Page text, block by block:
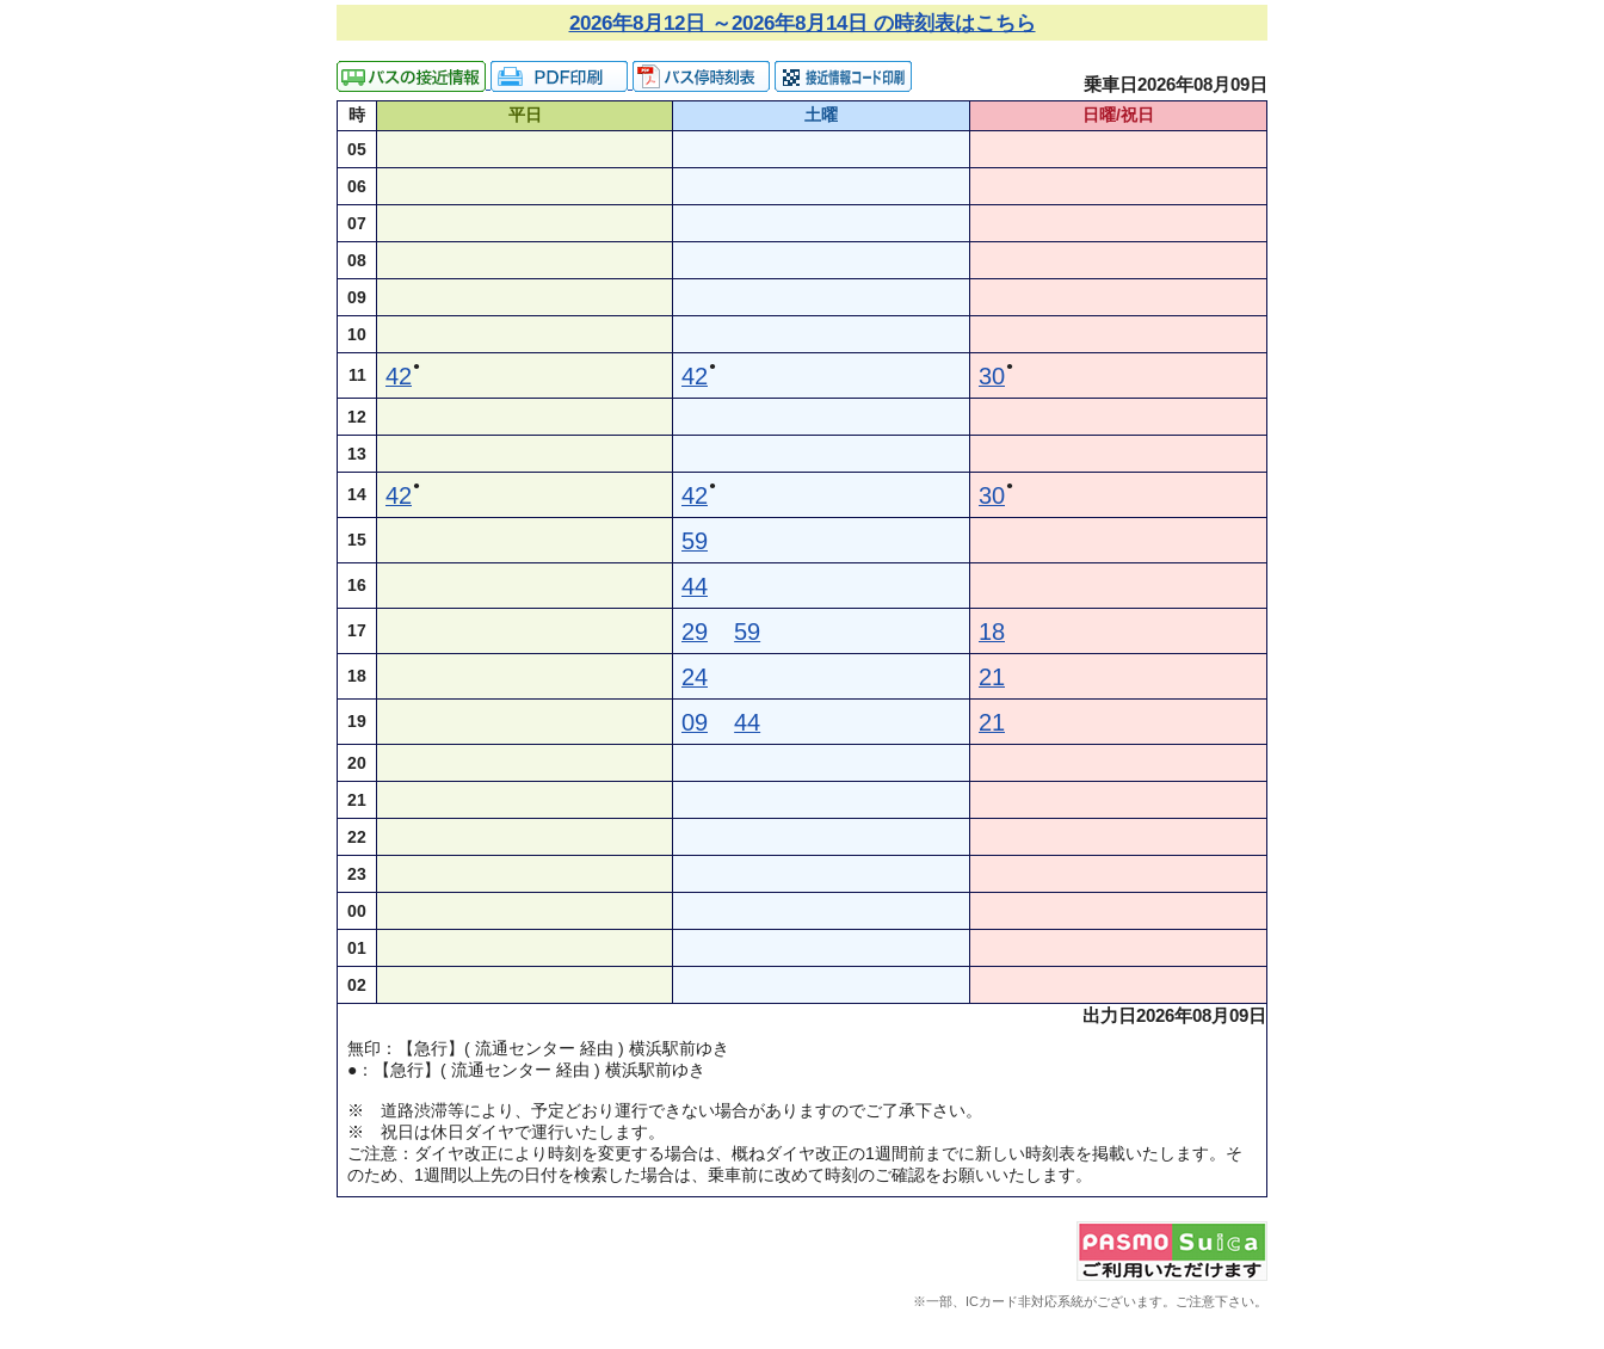
2026年8月12日 ～2026年8月14日 の時刻表はこちら
乗車日2026年08月09日
時 平日 土曜
日曜/祝日
05
06
07
08
09
10
11 42 ● 42 ● 30●
12
13
14 42 ● 42 ● 30●
15 59
16 44
17 29 59 18
18 24 21
19 09 44 21
20
21
22
23
00
01
02
出力日2026年08月09日
無印：【急行】( 流通センター 経由 ) 横浜駅前ゆき
●：【急行】( 流通センター 経由 ) 横浜駅前ゆき
※ 道路渋滞等により、予定どおり運行できない場合がありますのでご了承下さい。
※ 祝日は休日ダイヤで運行いたします。
ご注意：ダイヤ改正により時刻を変更する場合は、概ねダイヤ改正の1週間前までに新しい時刻表を掲載いたします。そ
のため、1週間以上先の日付を検索した場合は、乗車前に改めて時刻のご確認をお願いいたします。
※一部、ICカード非対応系統がございます。ご注意下さい。